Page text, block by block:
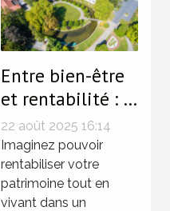
Entre bien-être
et rentabilité : le
charme de
l'immobilier à
Mondorf-les-
Bains
22 août 2025 16:14
Imaginez pouvoir
rentabiliser votre
patrimoine tout en
vivant dans un